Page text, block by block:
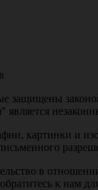
картинки
в
к нам